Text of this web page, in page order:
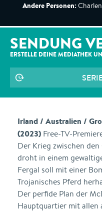
Andere Personen:
SENDUNG
ERSTELLE DEINE MEDIATHEK
Irland / Australien /
(2023) Free-TV-
Der Krieg zwischen
droht in einem
Fergal soll mit einer
Trojanisches Pferd
Der perfide Plan der
Hauptquartier mit allen